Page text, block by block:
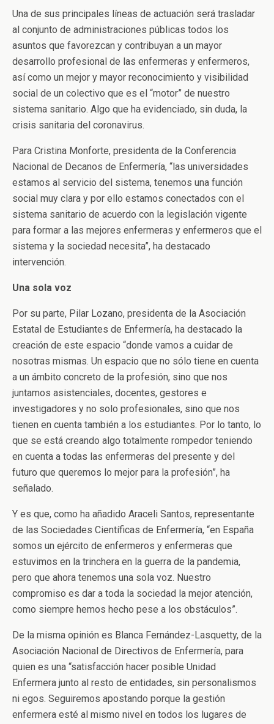
Una de sus principales líneas de actuación será trasladar
al conjunto de administraciones públicas todos los
asuntos que favorezcan y contribuyan a un mayor
desarrollo profesional de las enfermeras y enfermeros,
así como un mejor y mayor reconocimiento y visibilidad
social de un colectivo que es el “motor” de nuestro
sistema sanitario. Algo que ha evidenciado, sin duda, la
crisis sanitaria del coronavirus.
Para Cristina Monforte, presidenta de la Conferencia
Nacional de Decanos de Enfermería, “las universidades
estamos al servicio del sistema, tenemos una función
social muy clara y por ello estamos conectados con el
sistema sanitario de acuerdo con la legislación vigente
para formar a las mejores enfermeras y enfermeros que el
sistema y la sociedad necesita”, ha destacado
intervención.
Una sola voz
Por su parte, Pilar Lozano, presidenta de la Asociación
Estatal de Estudiantes de Enfermería, ha destacado la
creación de este espacio “donde vamos a cuidar de
nosotras mismas. Un espacio que no sólo tiene en cuenta
a un ámbito concreto de la profesión, sino que nos
juntamos asistenciales, docentes, gestores e
investigadores y no solo profesionales, sino que nos
tienen en cuenta también a los estudiantes. Por lo tanto, lo
que se está creando algo totalmente rompedor teniendo
en cuenta a todas las enfermeras del presente y del
futuro que queremos lo mejor para la profesión”, ha
señalado.
Y es que, como ha añadido Araceli Santos, representante
de las Sociedades Científicas de Enfermería, “en España
somos un ejército de enfermeros y enfermeras que
estuvimos en la trinchera en la guerra de la pandemia,
pero que ahora tenemos una sola voz. Nuestro
compromiso es dar a toda la sociedad la mejor atención,
como siempre hemos hecho pese a los obstáculos”.
De la misma opinión es Blanca Fernández-Lasquetty, de la
Asociación Nacional de Directivos de Enfermería, para
quien es una “satisfacción hacer posible Unidad
Enfermera junto al resto de entidades, sin personalismos
ni egos. Seguiremos apostando porque la gestión
enfermera esté al mismo nivel en todos los lugares de